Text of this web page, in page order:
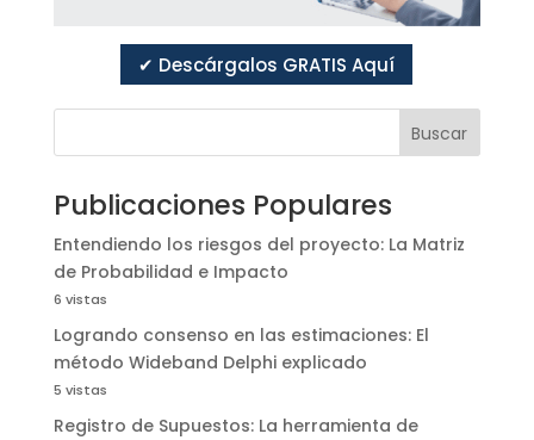
✔ Descárgalos GRATIS Aquí
Buscar
Publicaciones Populares
Entendiendo los riesgos del proyecto: La Matriz
de Probabilidad e Impacto
6 vistas
Logrando consenso en las estimaciones: El
método Wideband Delphi explicado
5 vistas
Registro de Supuestos: La herramienta de